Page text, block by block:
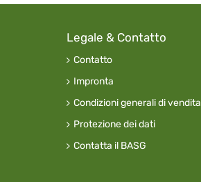
Legale & Contatto
Contatto
Impronta
Condizioni generali di vendita
Protezione dei dati
Contatta il BASG